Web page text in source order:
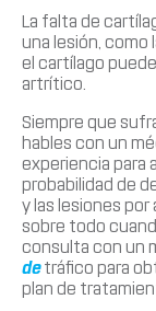
La falta de
una lesión, como
el cartílago
artrítico.
Siempre que
hables con un
experiencia para
probabilidad de
y las lesiones
sobre todo
consulta con un
detráfico para
plan de